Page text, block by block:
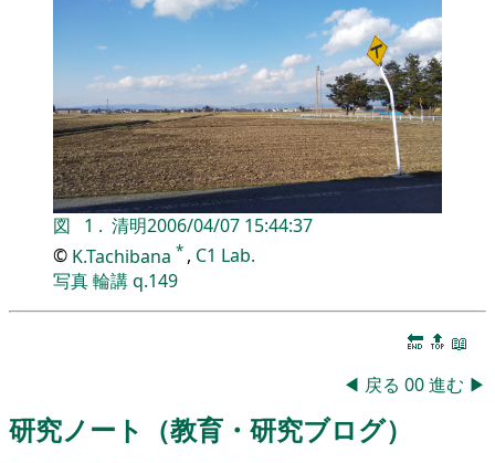
図 1 . 清明2006/04/07 15:44:37
© K.Tachibana * , C1 Lab.
写真輪講q.149
🔚 🔝 📖
◀ 戻る 00進む ▶
研究ノート（教育・研究ブログ）